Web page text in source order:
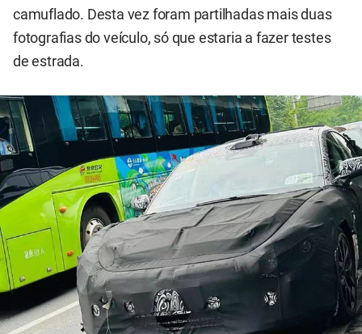
camuflado. Desta vez foram partilhadas mais duas
fotografias do veículo, só que estaria a fazer testes
de estrada.